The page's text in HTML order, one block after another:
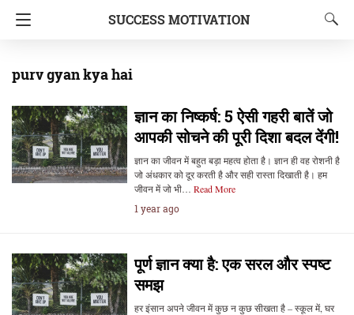
SUCCESS MOTIVATION
purv gyan kya hai
ज्ञान का निष्कर्ष: 5 ऐसी गहरी बातें जो
आपकी सोचने की पूरी दिशा बदल देंगी!
ज्ञान का जीवन में बहुत बड़ा महत्व होता है। ज्ञान ही वह रोशनी है
जो अंधकार को दूर करती है और सही रास्ता दिखाती है। हम
जीवन में जो भी… Read More
1 year ago
पूर्ण ज्ञान क्या है: एक सरल और स्पष्ट
समझ
हर इंसान अपने जीवन में कुछ न कुछ सीखता है – स्कूल में, घर